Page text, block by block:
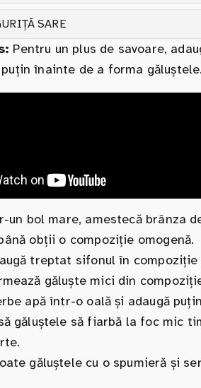
SARE
Pentru un plus de savoare,
înainte de a forma găluștele.
un bol mare, amestecă brânza
obții o compoziție omogenă.
treptat sifonul în
găluște mici din
apă într-o oală și adaugă
găluștele să fiarbă la foc mic
găluștele cu o spumieră și